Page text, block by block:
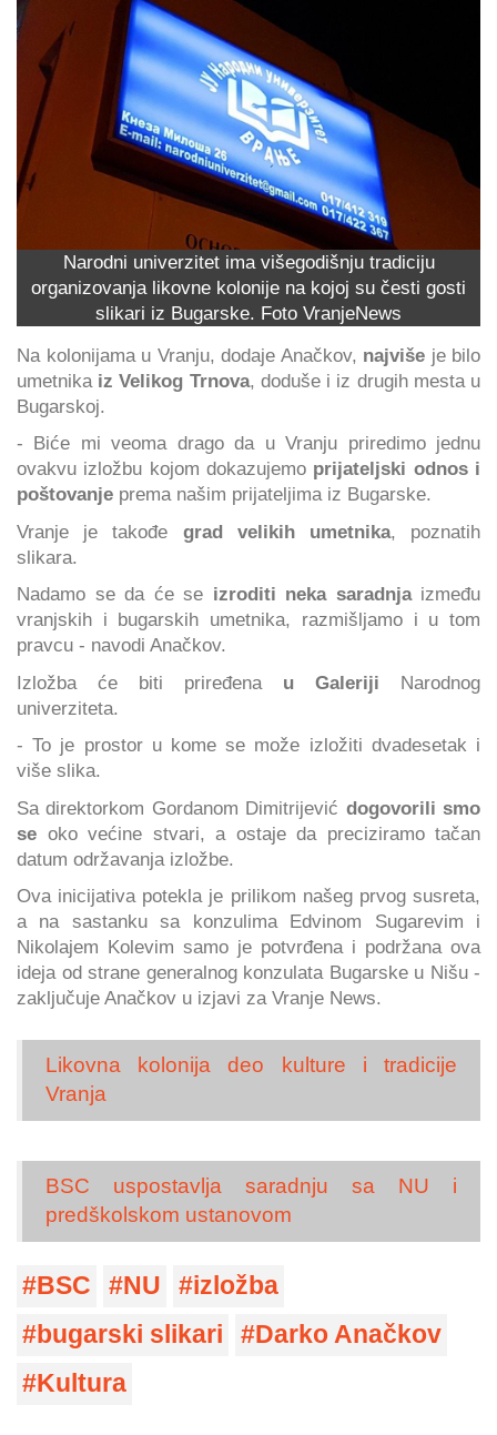
Narodni univerzitet ima višegodišnju tradiciju
organizovanja likovne kolonije na kojoj su česti gosti
slikari iz Bugarske. Foto VranjeNews
Na kolonijama u Vranju, dodaje Anačkov, najviše je bilo
umetnika iz Velikog Trnova, doduše i iz drugih mesta u
Bugarskoj.
- Biće mi veoma drago da u Vranju priredimo jednu
ovakvu izložbu kojom dokazujemo prijateljski odnos i
poštovanje prema našim prijateljima iz Bugarske.
Vranje je takođe grad velikih umetnika, poznatih
slikara.
Nadamo se da će se izroditi neka saradnjaizmeđu
vranjskih i bugarskih umetnika, razmišljamo i u tom
pravcu - navodi Anačkov.
Izložba će biti priređena u Galeriji
Narodnog
univerziteta.
- To je prostor u kome se može izložiti dvadesetak i
više slika.
Sa direktorkom Gordanom Dimitrijević dogovorili smo
se oko većine stvari, a ostaje da preciziramo tačan
datum održavanja izložbe.
Ova inicijativa potekla je prilikom našeg prvog susreta,
a na sastanku sa konzulima Edvinom Sugarevim i
Nikolajem Kolevim samo je potvrđena i podržana ova
ideja od strane generalnog konzulata Bugarske u Nišu -
zaključuje Anačkov u izjavi za Vranje News.
Likovna kolonija deo kulture i tradicije
Vranja
BSC uspostavlja saradnju sa NU i
predškolskom ustanovom
BSC NU
izložba
bugarski slikari
Darko Anačkov
Kultura